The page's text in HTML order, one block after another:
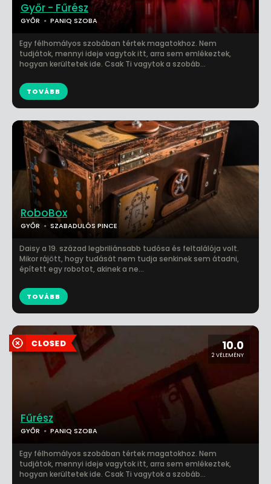
RoboBox
GYŐR SZABADULÓS PINCE
Daisy a 19. század legbriliánsabb tudósa és feltalálója volt.
Mikor rájött, hogy tudását nem tudja senkinek sem átadni,
épített egy robotot, akinek a ne...
TOVÁBB
Győr - Fűrész
GYŐR PANIQ SZOBA
Egy félhomályos szobában tértek magatokhoz. Nem
tudjátok, mennyi ideje vagytok itt, arra sem emlékeztek,
hogyan kerültetek ide. Csak Ti vagytok a szobáb...
TOVÁBB
10.0
2 VÉLEMÉNY
Fűrész
GYŐR PANIQ SZOBA
Egy félhomályos szobában tértek magatokhoz. Nem
tudjátok, mennyi ideje vagytok itt, arra sem emlékeztek,
hogyan kerültetek ide. Csak Ti vagytok a szobáb...